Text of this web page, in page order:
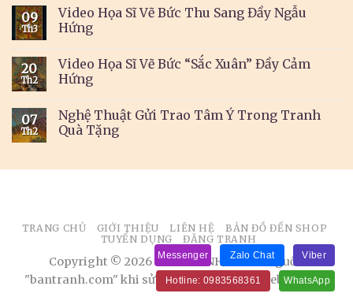
09
Th3
Video Họa Sĩ Vẽ Bức Thu Sang Đầy Ngẫu
Hứng
20
Th2
Video Họa Sĩ Vẽ Bức “Sắc Xuân” Đầy Cảm
Hứng
07
Th2
Nghệ Thuật Gửi Trao Tâm Ý Trong Tranh
Quà Tặng
TRANG CHỦ GIỚI THIỆU LIÊN HỆ
BẢN ĐỒ ĐẾN SHOP
TUYỂN DỤNG
ĐĂNG TRANH
Copyright © 2026 BÁN TRANH. Ghi rõ nguồn
"bantranh.com" khi sử dụng thông tin từ website này
Viber
Zalo Chat
Messenger
WhatsApp
Hotline: 0983568361